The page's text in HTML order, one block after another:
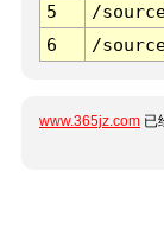
5
/
6
/
www.365jz.com 已